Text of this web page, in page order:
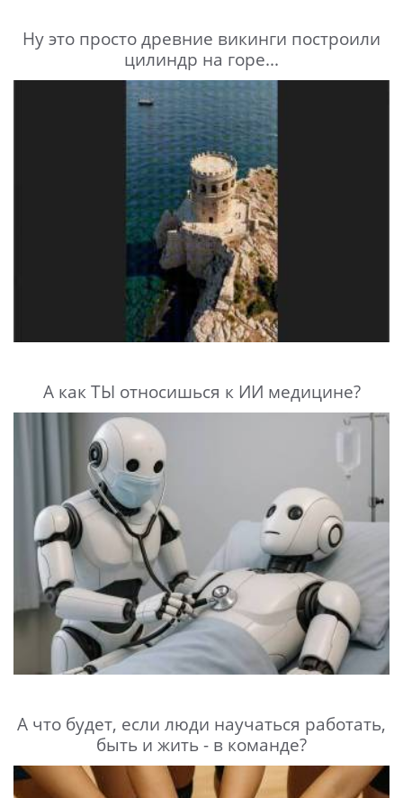
Ну это просто древние викинги построили
цилиндр на горе...
А как ТЫ относишься к ИИ медицине?
А что будет, если люди научаться работать,
быть и жить - в команде?